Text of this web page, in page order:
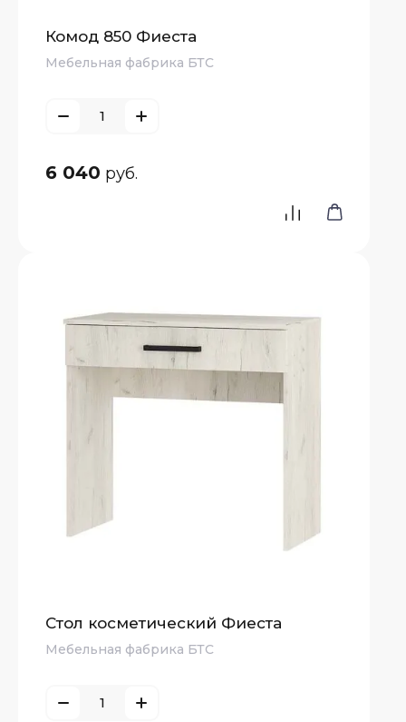
Комод 850 Фиеста
Мебельная фабрика БТС
6 040 руб.
Стол косметический Фиеста
Мебельная фабрика БТС